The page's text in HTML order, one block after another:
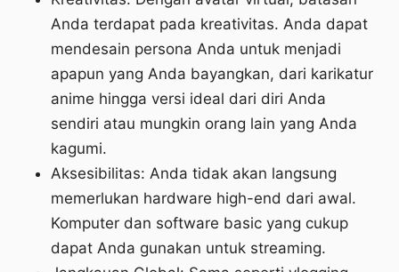
Anda terdapat pada kreativitas. Anda dapat
mendesain persona Anda untuk menjadi
apapun yang Anda bayangkan, dari karikatur
anime hingga versi ideal dari diri Anda
sendiri atau mungkin orang lain yang Anda
kagumi.
Aksesibilitas: Anda tidak akan langsung
memerlukan hardware high-end dari awal.
Komputer dan software basic yang cukup
dapat Anda gunakan untuk streaming.